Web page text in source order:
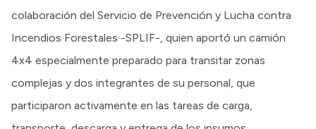
colaboración del Servicio de Prevención y Lucha contra
Incendios Forestales -SPLIF-, quien aportó un camión
4x4 especialmente preparado para transitar zonas
complejas y dos integrantes de su personal, que
participaron activamente en las tareas de carga,